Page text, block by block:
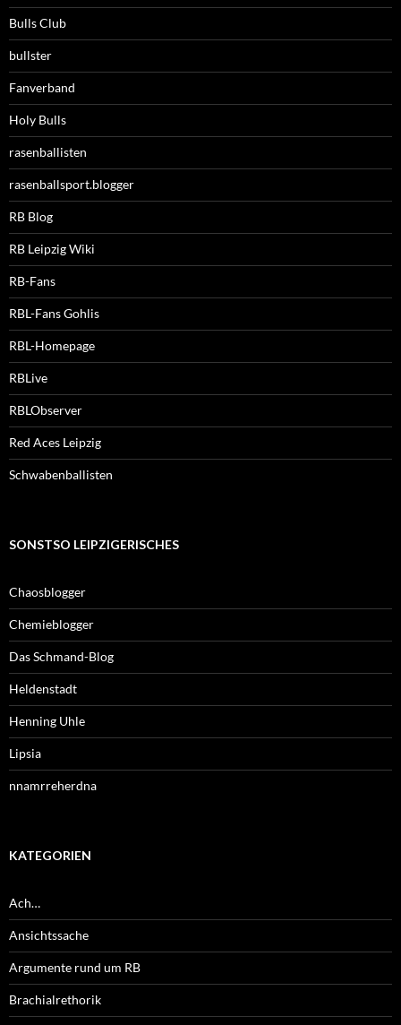
Bulls Club
bullster
Fanverband
Holy Bulls
rasenballisten
rasenballsport.blogger
RB Blog
RB Leipzig Wiki
RB-Fans
RBL-Fans Gohlis
RBL-Homepage
RBLive
RBLObserver
Red Aces Leipzig
Schwabenballisten
SONSTSO LEIPZIGERISCHES
Chaosblogger
Chemieblogger
Das Schmand-Blog
Heldenstadt
Henning Uhle
Lipsia
nnamrreherdna
KATEGORIEN
Ach…
Ansichtssache
Argumente rund um RB
Brachialrethorik